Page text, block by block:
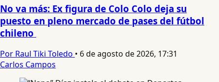
No va más: Ex figura de Colo Colo deja su
puesto en pleno mercado de pases del fútbol
chileno
Por Raul Tiki Toledo • 6 de agosto de 2026, 17:31
Carlos Campos